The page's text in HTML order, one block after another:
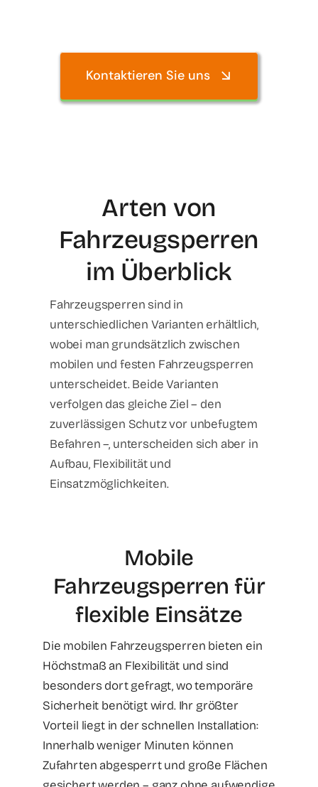
Kontaktieren Sie uns
Arten von
Fahrzeugsperren
im Überblick
Fahrzeugsperren sind in
unterschiedlichen Varianten erhältlich,
wobei man grundsätzlich zwischen
mobilen und festen Fahrzeugsperren
unterscheidet. Beide Varianten
verfolgen das gleiche Ziel – den
zuverlässigen Schutz vor unbefugtem
Befahren –, unterscheiden sich aber in
Aufbau, Flexibilität und
Einsatzmöglichkeiten.
Mobile
Fahrzeugsperren für
flexible Einsätze
Die mobilen Fahrzeugsperren bieten ein
Höchstmaß an Flexibilität und sind
besonders dort gefragt, wo temporäre
Sicherheit benötigt wird. Ihr größter
Vorteil liegt in der schnellen Installation:
Innerhalb weniger Minuten können
Zufahrten abgesperrt und große Flächen